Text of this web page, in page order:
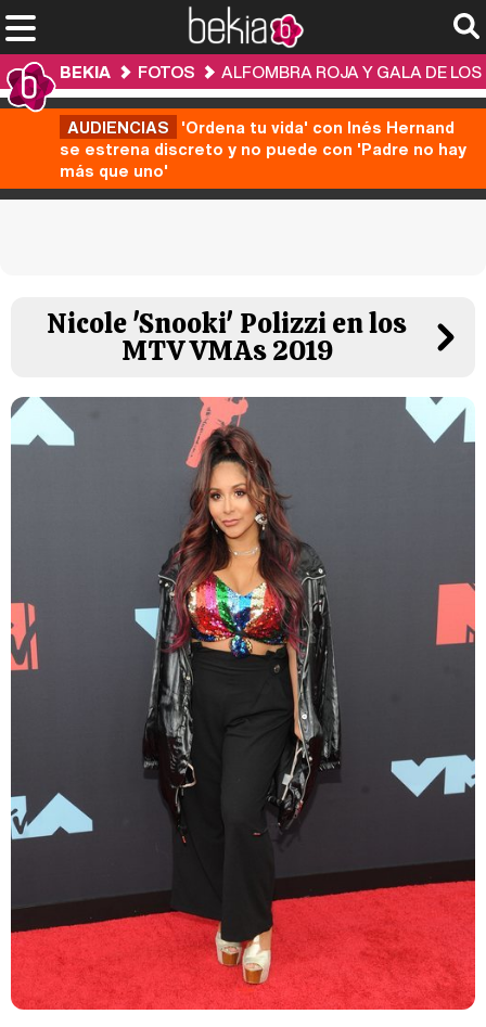
BEKIA FOTOS ALFOMBRA ROJA Y GALA DE
AUDIENCIAS 'Ordena tu vida' con Inés Hernand
se estrena discreto y no puede con 'Padre no hay
más que uno'
Nicole 'Snooki' Polizzi en los
MTV VMAs 2019